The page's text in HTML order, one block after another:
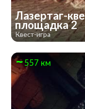
Лазертаг-
площадка 2
Квест-игра
557 км